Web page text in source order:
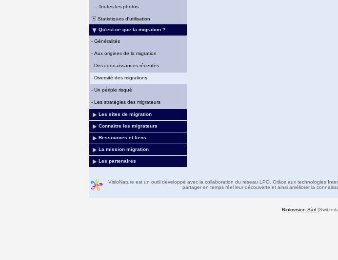
- Toutes les photos
Statistiques d'utilisation
Qu'est-ce que la migration ?
- Généralités
- Aux origines de la migration
- Des connaissances récentes
- Diversité des migrations
- Un périple risqué
- Les stratégies des migrateurs
Les sites de migration
Connaître les migrateurs
Ressources et liens
La mission migration
Les partenaires
VisioNature est un outil développé avec la collaboration du réseau LPO. Grâce aux technologies
partager en temps réel leur découverte et ainsi améliorer la
Biolovision Sàrl